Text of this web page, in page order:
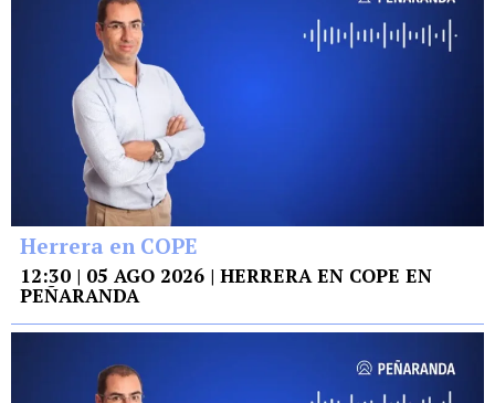
Herrera en COPE
12:30 | 05 AGO 2026 | HERRERA EN COPE EN
PEÑARANDA